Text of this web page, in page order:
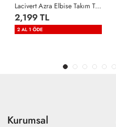
Lacivert Azra Elbise Takım Tesettür Giyim Lacivert
2,199 TL
2 AL 1 ÖDE
Kurumsal